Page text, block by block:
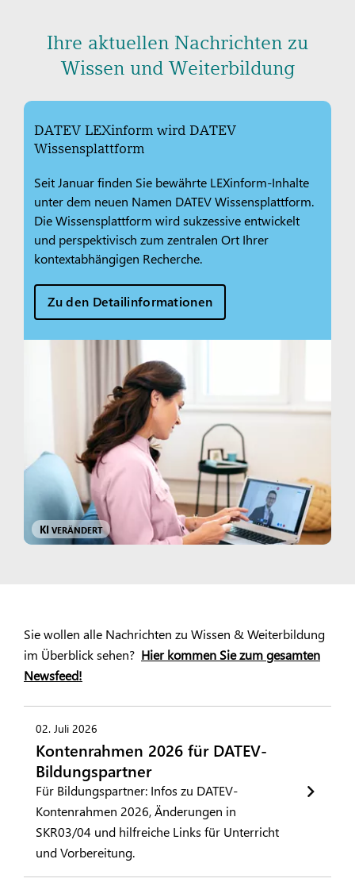
Ihre aktuellen Nachrichten zu
Wissen und Weiterbildung
DATEV LEXinform wird DATEV
Wissensplattform
Seit Januar finden Sie bewährte LEXinform-Inhalte
unter dem neuen Namen DATEV Wissensplattform.
Die Wissensplattform wird sukzessive entwickelt
und perspektivisch zum zentralen Ort Ihrer
kontextabhängigen Recherche.
Zu den Detailinformationen
KI VERÄNDERT
Sie wollen alle Nachrichten zu Wissen & Weiterbildung
im Überblick sehen? Hier kommen Sie zum gesamten
Newsfeed!
02. Juli 2026
Kontenrahmen 2026 für DATEV-
Bildungspartner
Für Bildungspartner: Infos zu DATEV-
Kontenrahmen 2026, Änderungen in
SKR03/04 und hilfreiche Links für Unterricht
und Vorbereitung.